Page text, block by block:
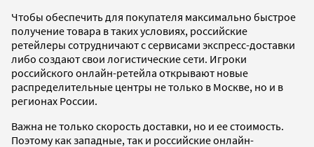
Чтобы обеспечить для покупателя максимально быстрое
получение товара в таких условиях, российские
ретейлеры сотрудничают с сервисами экспресс-доставки
либо создают свои логистические сети. Игроки
российского онлайн-ретейла открывают новые
распределительные центры не только в Москве, но и в
регионах России.
Важна не только скорость доставки, но и ее стоимость.
Поэтому как западные, так и российские онлайн-